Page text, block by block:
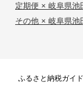
定期便 × 岐阜県池
その他 × 岐阜県池
ふるさと納税ガイド